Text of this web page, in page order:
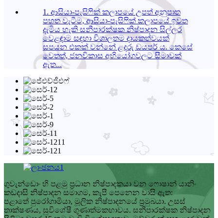
1. ආසියා-පැසිෆික් කලාපයේ උපත් අනුපාත
පහත වැටීම, ආසියා-පැසිෆික් කලාපයේ ඉවත
දැමිය හැකි සනීපාරක්ෂක නිෂ්පාදන සිල්ලර
වෙළඳාම සඳහා විශාලතම දායකත්වයක්
සපයන එකක් වන්නේ ළදරු ඩයපර් ය. කෙසේ
වෙතත්, ජනවිකාස අභියෝගවලට සීමාවක්
ඇත...
ගුවැන්ඩොං හි පළමු ප්‍රධාන නිෂ්පාදකයා වන ෆොෂාන් යානිං
කඩදාසි නිෂ්පාදන සමාගම, කැපී පෙනෙන වාසි ඇත:
පළාතේ පුරෝගාමියා, මූලික නිෂ්පාදනයේ ප්‍රමුඛයා. උසස්
තාක්ෂණය, සුවිශේෂී ගුණාත්මකභාවය. සනීපාරක්ෂක නිෂ්පාදන